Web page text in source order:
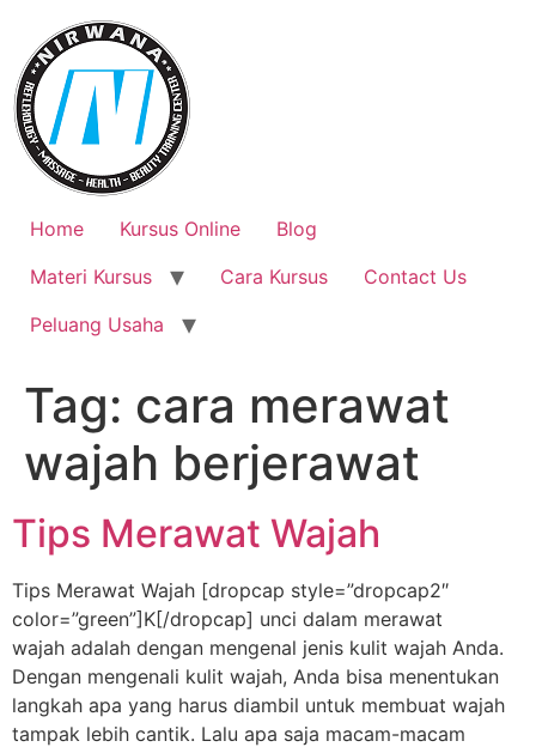
content
Home Kursus Online
Blog
Materi Kursus
Cara Kursus
Contact Us
Peluang Usaha
Tag: cara merawat
wajah berjerawat
Tips Merawat Wajah
Tips Merawat Wajah [dropcap style=”dropcap2″
color=”green”]K[/dropcap] unci dalam merawat
wajah adalah dengan mengenal jenis kulit wajah Anda.
Dengan mengenali kulit wajah, Anda bisa menentukan
langkah apa yang harus diambil untuk membuat wajah
tampak lebih cantik. Lalu apa saja macam-macam